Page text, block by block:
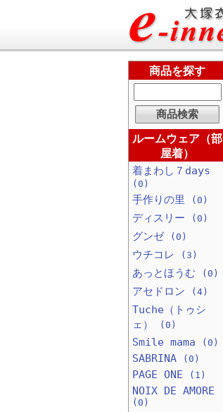
商品を探す
ルームウェア（部
屋着）
着まわし７days
(0)
手作りの里 (0)
ディスリー (0)
グンゼ (0)
ウチコレ (3)
あっとほうむ (0)
アセドロン (4)
Tuche（トゥシ
ェ）
(0)
Smile mama (0)
SABRINA (0)
PAGE ONE (1)
NOIX DE AMORE
(0)